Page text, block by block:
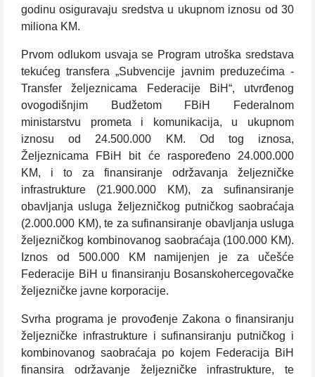
godinu osiguravaju sredstva u ukupnom iznosu od 30
miliona KM.
Prvom odlukom usvaja se Program utroška sredstava
tekućeg transfera „Subvencije javnim preduzećima -
Transfer željeznicama Federacije BiH“, utvrđenog
ovogodišnjim Budžetom FBiH Federalnom
ministarstvu prometa i komunikacija, u ukupnom
iznosu od 24.500.000 KM. Od tog iznosa,
Željeznicama FBiH bit će raspoređeno 24.000.000
KM, i to za finansiranje održavanja željezničke
infrastrukture (21.900.000 KM), za sufinansiranje
obavljanja usluga željezničkog putničkog saobraćaja
(2.000.000 KM), te za sufinansiranje obavljanja usluga
željezničkog kombinovanog saobraćaja (100.000 KM).
Iznos od 500.000 KM namijenjen je za učešće
Federacije BiH u finansiranju Bosanskohercegovačke
željezničke javne korporacije.
Svrha programa je provođenje Zakona o finansiranju
željezničke infrastrukture i sufinansiranju putničkog i
kombinovanog saobraćaja po kojem Federacija BiH
finansira održavanje željezničke infrastrukture, te